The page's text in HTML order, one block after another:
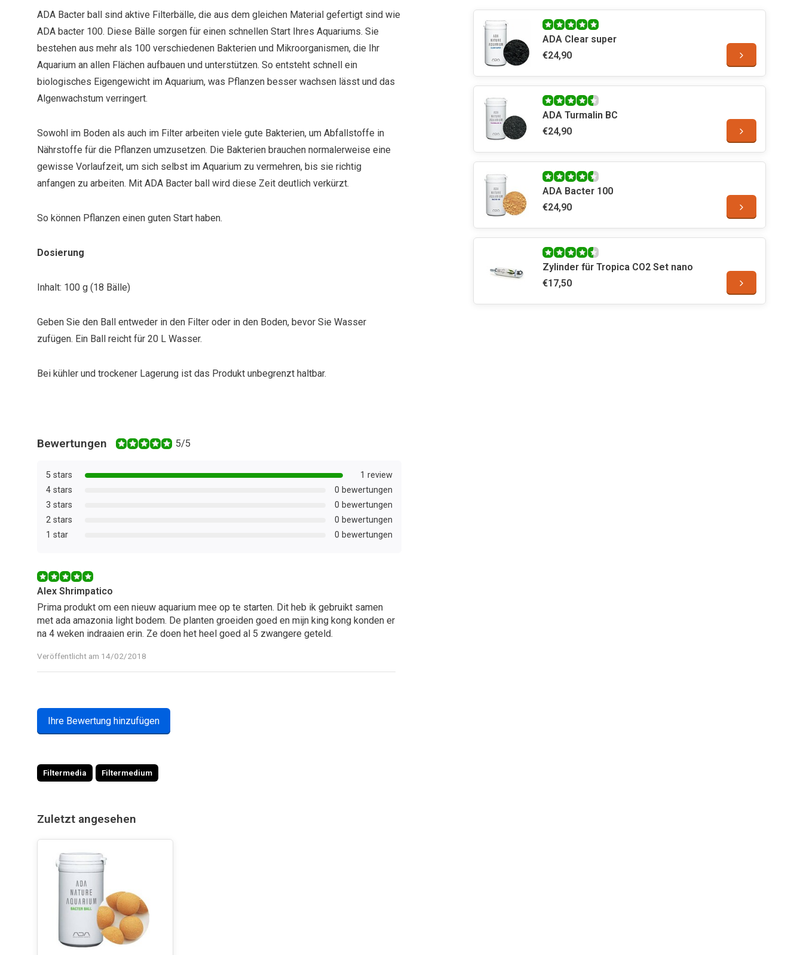
ADA Bacter ball sind aktive Filterbälle, die aus dem gleichen Material gefertigt sind wie
ADA bacter 100. Diese Bälle sorgen für einen schnellen Start Ihres Aquariums. Sie
bestehen aus mehr als 100 verschiedenen Bakterien und Mikroorganismen, die Ihr
Aquarium an allen Flächen aufbauen und unterstützen. So entsteht schnell ein
biologisches Eigengewicht im Aquarium, was Pflanzen besser wachsen lässt und das
Algenwachstum verringert.
Sowohl im Boden als auch im Filter arbeiten viele gute Bakterien, um Abfallstoffe in
Nährstoffe für die Pflanzen umzusetzen. Die Bakterien brauchen normalerweise eine
gewisse Vorlaufzeit, um sich selbst im Aquarium zu vermehren, bis sie richtig
anfangen zu arbeiten. Mit ADA Bacter ball wird diese Zeit deutlich verkürzt.
So können Pflanzen einen guten Start haben.
Dosierung
Inhalt: 100 g (18 Bälle)
Geben Sie den Ball entweder in den Filter oder in den Boden, bevor Sie Wasser
zufügen. Ein Ball reicht für 20 L Wasser.
Bei kühler und trockener Lagerung ist das Produkt unbegrenzt haltbar.
Bewertungen 5/5
5 stars
1 review
4 stars
0 bewertungen
3 stars
0 bewertungen
2 stars
0 bewertungen
1 star
0 bewertungen
Alex Shrimpatico
Prima produkt om een nieuw aquarium mee op te starten. Dit heb ik gebruikt samen
met ada amazonia light bodem. De planten groeiden goed en mijn king kong konden er
na 4 weken indraaien erin. Ze doen het heel goed al 5 zwangere geteld.
Veröffentlicht am 14/02/2018
Ihre Bewertung hinzufügen
Filtermedia Filtermedium
ADA Clear super
€24,90
ADA Turmalin BC
€24,90
ADA Bacter 100
€24,90
Zylinder für Tropica CO2 Set nano
€17,50
Zuletzt angesehen